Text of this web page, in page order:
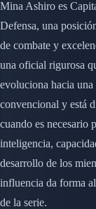
Mina Ashiro es
Defensa, una
de combate y
una oficial rigurosa
evoluciona hacia
convencional y está
cuando es necesario
inteligencia,
desarrollo de los
influencia da forma
de la serie.